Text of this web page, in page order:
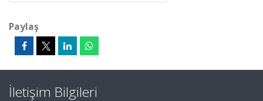
Paylaş
İletişim Bilgileri